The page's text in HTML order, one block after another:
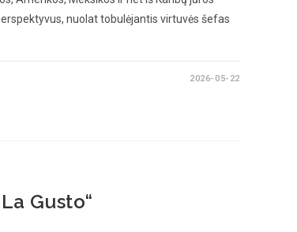
nuolat tobulėjantis virtuvės šefas
2026-05-22
Gusto“